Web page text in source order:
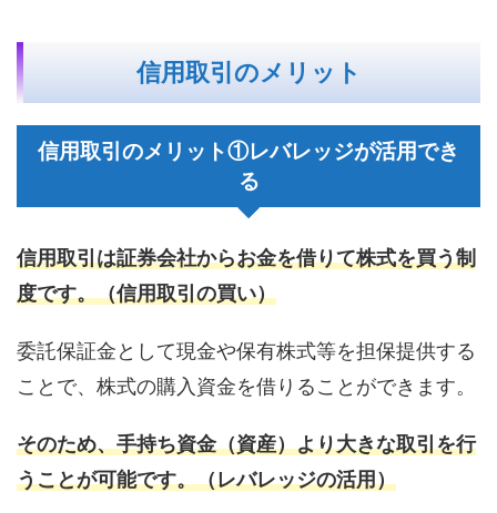
信用取引のメリット
信用取引のメリット①レバレッジが活用でき
る
信用取引は証券会社からお金を借りて株式を買う制
度です。（信用取引の買い）
委託保証金として現金や保有株式等を担保提供する
ことで、株式の購入資金を借りることができます。
そのため、手持ち資金（資産）より大きな取引を行
うことが可能です。（レバレッジの活用）